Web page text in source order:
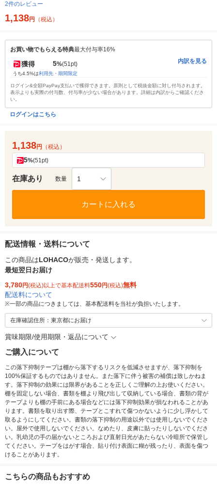
2件のレビュー
1,138円 （税込）
お買い物でもらえる特典最大付与率16%
獲得 5%(51pt)
うち4.5%は利用先・期間限定
内訳を見る
ログイン&全額PayPay支払いで獲得できます。原則として税抜金額に対し付与されます。
表示よりも実際の付与数、付与率が少ない場合があります。詳細は内訳からご確認くださ
い。
ログインはこちら
1,138円 （税込）
5%(51pt)
在庫あり 数量 1
カートに入れる
配送情報・送料について
この商品はLOHACOが販売・発送します。
最短翌日お届け
3,780円(税込)以上で基本配送料550円(税込)無料
配送料について
※一部の商品につきましては、基本配送料を当社が負担いたします。
在庫確認住所：東京都にお届け
賞味期限/使用期限・返品について
ご購入について
この落下抑制テープは棚から落下するリスクを低減させますが、落下抑制を
100%保証するものではありません。また落下に伴う被害の補償は致しかねま
す。落下抑制の効果には限界があることを正しくご理解の上お使いください。
棚を固定しない場合、書類を棚より飛び出して収納している場合、書類の背が
テープよりも棚の手前にある場合などには落下抑制効果が損なわれることがあ
ります。書類を取り出す際、テープとこすれて傷つかないように少し浮かして
取るようにしてください。書類の落下抑制の用途以外では使用しないでくださ
い。屋外で使用しないでください。なめたり、皮膚に貼ったりしないでくださ
い。乳幼児の手の届かないところおよび直射日光があたらない冷暗所で保管し
てください。テープをはがす場合、貼り付け表面に糊が残ったり、表面を傷つ
けることがあります。
こちらの商品もおすすめ